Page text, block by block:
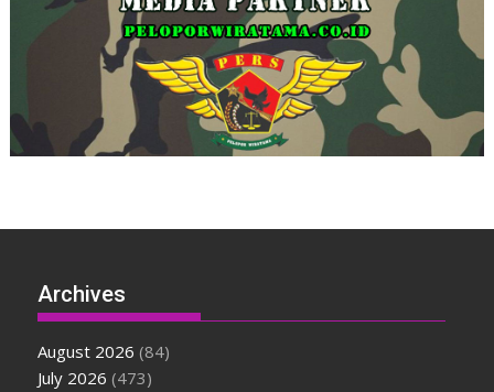
Archives
August 2026 (84)
July 2026 (473)